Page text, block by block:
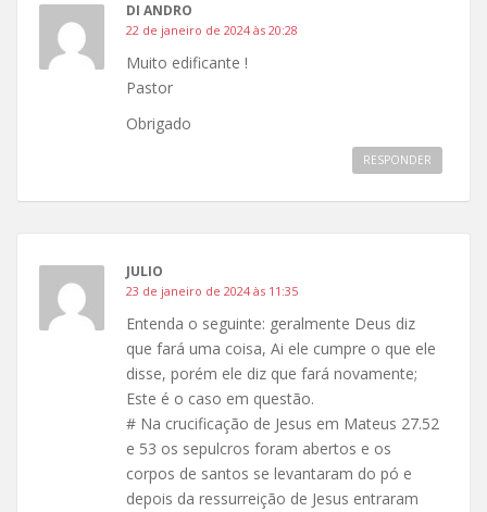
DI ANDRO
22 de janeiro de 2024 às 20:28
Muito edificante !
Pastor
Obrigado
RESPONDER
JULIO
23 de janeiro de 2024 às 11:35
Entenda o seguinte: geralmente Deus diz
que fará uma coisa, Ai ele cumpre o que ele
disse, porém ele diz que fará novamente;
Este é o caso em questão.
# Na crucificação de Jesus em Mateus 27.52
e 53 os sepulcros foram abertos e os
corpos de santos se levantaram do pó e
depois da ressurreição de Jesus entraram